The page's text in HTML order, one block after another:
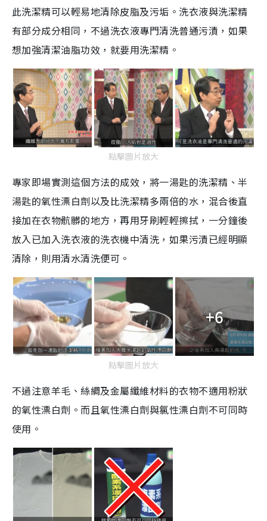
此洗潔精可以輕易地清除皮脂及污垢。洗衣液與洗潔精
有部分成分相同，不過洗衣液專門清洗普通污漬，如果
想加強清潔油脂功效，就要用洗潔精。
點擊圖片放大
專家即場實測這個方法的成效，將一湯匙的洗潔精、半
湯匙的氧性漂白劑以及比洗潔精多兩倍的水，混合後直
接加在衣物骯髒的地方，再用牙刷輕輕擦拭，一分鐘後
放入已加入洗衣液的洗衣機中清洗，如果污漬已經明顯
清除，則用清水清洗便可。
+6
點擊圖片放大
不過注意羊毛、絲綢及金屬纖維材料的衣物不適用粉狀
的氧性漂白劑。而且氧性漂白劑與氯性漂白劑不可同時
使用。